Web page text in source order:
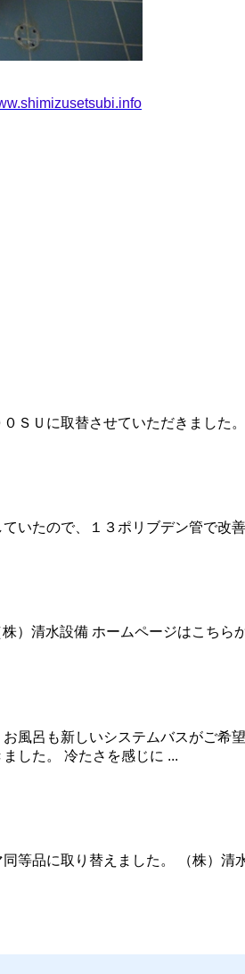
ＳＵに取替させていただきました。
いたので、１３ポリブデン管で改善
）清水設備 ホームページはこち
風呂も新しいシステムバスがご
した。 冷たさを感じに ...
等品に取り替えました。 （株）